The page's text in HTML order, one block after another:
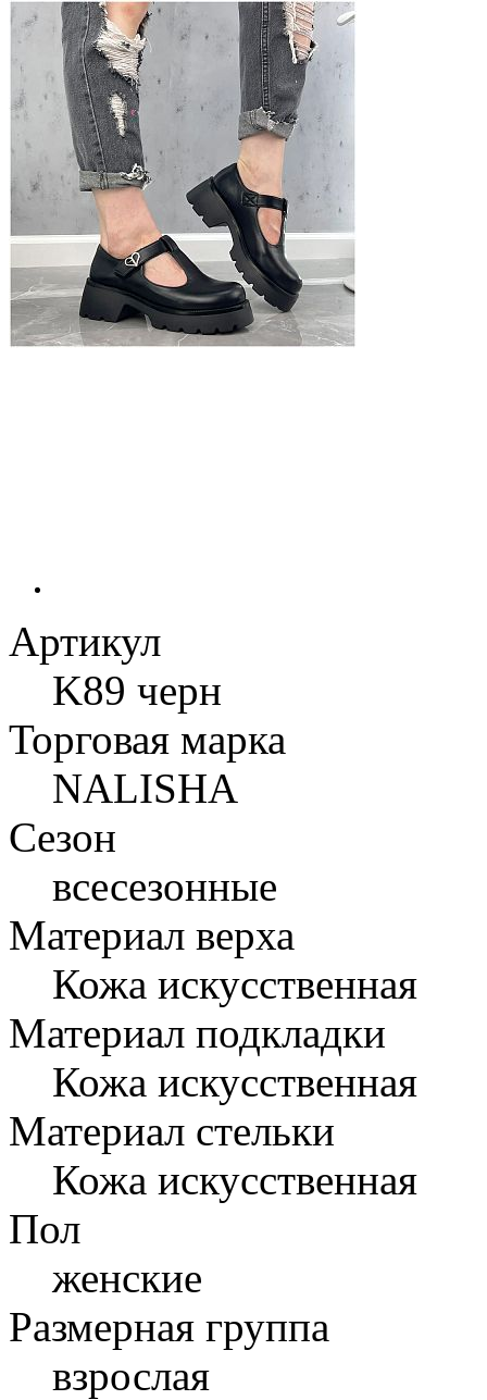
Артикул
K89 черн
Торговая марка
NALISHA
Сезон
всесезонные
Материал верха
Кожа искусственная
Материал подкладки
Кожа искусственная
Материал стельки
Кожа искусственная
Пол
женские
Размерная группа
взрослая